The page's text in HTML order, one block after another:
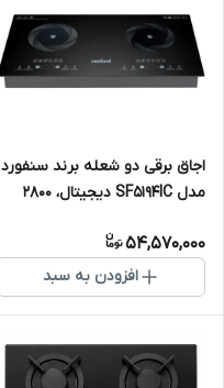
اجاق برقی دو شعله برند سنفورد
مدل SF5194IC دیجیتال، 2800
54,570,000
افزودن به سبد